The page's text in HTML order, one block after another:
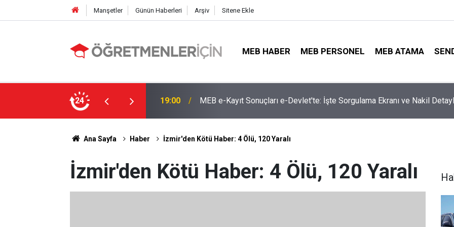
Manşetler Günün Haberleri Arşiv Sitene Ekle
MEB HABER MEB PERSONEL MEB ATAMA
24 09:02 4 Branşta Öğretmenleri Norm Fazlası Tehlikesi Bekliyor!
Ana Sayfa Haber İzmir'den Kötü Haber: 4 Ölü, 120 Yaralı
İzmir'den Kötü Haber: 4 Ölü, 120 Yaralı